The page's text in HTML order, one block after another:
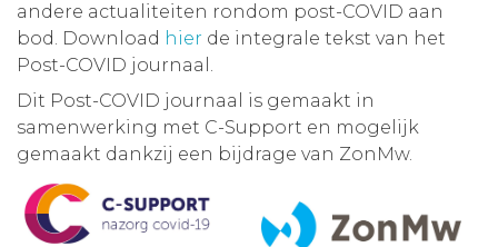
andere actualiteiten rondom post-COVID aan
bod. Download hier de integrale tekst van het
Post-COVID journaal.
Dit Post-COVID journaal is gemaakt in
samenwerking met C-Support en mogelijk
gemaakt dankzij een bijdrage van ZonMw.